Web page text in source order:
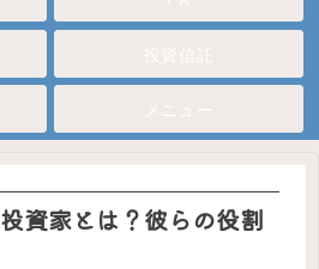
資家とは？彼らの役割